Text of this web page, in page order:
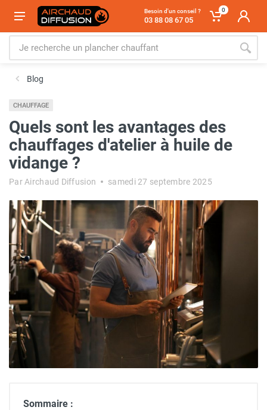
Besoin d'un conseil ?
03 88 08 67 05
0
Blog
CHAUFFAGE
Quels sont les avantages des
chauffages d'atelier à huile de
vidange ?
Par Airchaud Diffusion samedi 27 septembre 2025
Sommaire :